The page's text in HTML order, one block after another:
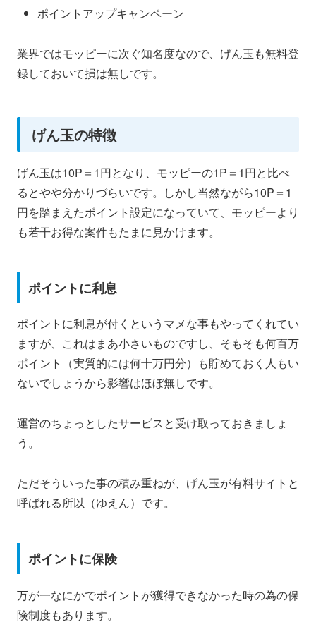
ポイントアップキャンペーン
業界ではモッピーに次ぐ知名度なので、げん玉も無料登
録しておいて損は無しです。
げん玉の特徴
げん玉は10P＝1円となり、モッピーの1P＝1円と比べ
るとやや分かりづらいです。しかし当然ながら10P＝1
円を踏まえたポイント設定になっていて、モッピーより
も若干お得な案件もたまに見かけます。
ポイントに利息
ポイントに利息が付くというマメな事もやってくれてい
ますが、これはまあ小さいものですし、そもそも何百万
ポイント（実質的には何十万円分）も貯めておく人もい
ないでしょうから影響はほぼ無しです。
運営のちょっとしたサービスと受け取っておきましょ
う。
ただそういった事の積み重ねが、げん玉が有料サイトと
呼ばれる所以（ゆえん）です。
ポイントに保険
万が一なにかでポイントが獲得できなかった時の為の保
険制度もあります。